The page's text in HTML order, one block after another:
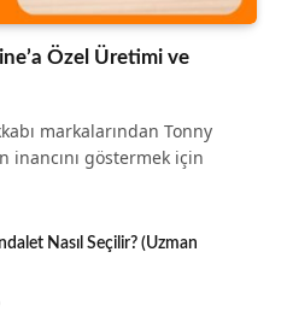
Özel Üretimi ve
markalarından Tonny
inancını göstermek için
Nasıl Seçilir? (Uzman